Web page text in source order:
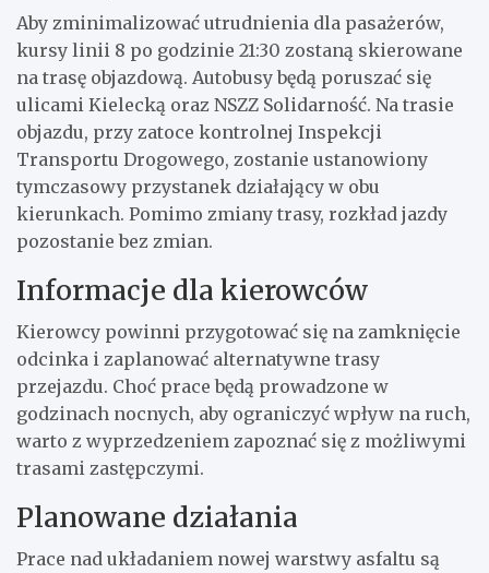
Aby zminimalizować utrudnienia dla pasażerów,
kursy linii 8 po godzinie 21:30 zostaną skierowane
na trasę objazdową. Autobusy będą poruszać się
ulicami Kielecką oraz NSZZ Solidarność. Na trasie
objazdu, przy zatoce kontrolnej Inspekcji
Transportu Drogowego, zostanie ustanowiony
tymczasowy przystanek działający w obu
kierunkach. Pomimo zmiany trasy, rozkład jazdy
pozostanie bez zmian.
Informacje dla kierowców
Kierowcy powinni przygotować się na zamknięcie
odcinka i zaplanować alternatywne trasy
przejazdu. Choć prace będą prowadzone w
godzinach nocnych, aby ograniczyć wpływ na ruch,
warto z wyprzedzeniem zapoznać się z możliwymi
trasami zastępczymi.
Planowane działania
Prace nad układaniem nowej warstwy asfaltu są